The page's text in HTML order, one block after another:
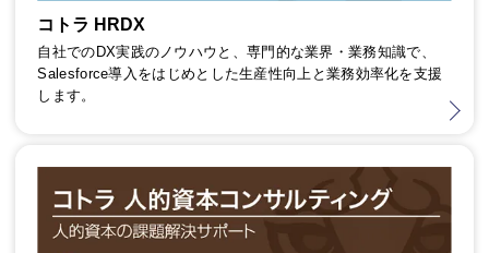
コトラ HRDX
自社でのDX実践のノウハウと、専門的な業界・業務知識で、
Salesforce導入をはじめとした生産性向上と業務効率化を支援
します。